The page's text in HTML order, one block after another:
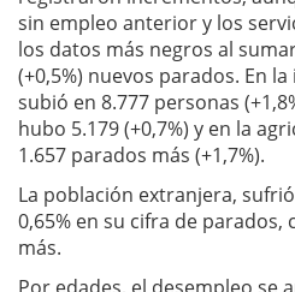
sin empleo anterior y los
los datos más negros al
(+0,5%) nuevos parados. En
subió en 8.777 personas
hubo 5.179 (+0,7%) y en la
1.657 parados más (+1,7%).
La población extranjera,
0,65% en su cifra de parados,
más.